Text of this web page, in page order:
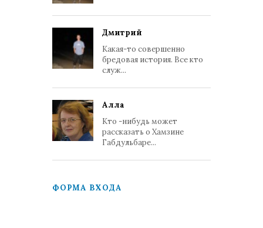
Дмитрий
Какая-то совершенно
бредовая история. Все кто
служ...
Алла
Кто -нибудь может
рассказать о Хамзине
Габдульбаре...
ФОРМА ВХОДА